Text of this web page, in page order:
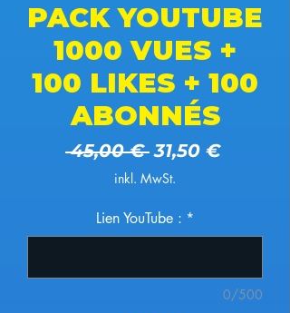
PACK YOUTUBE
1000 VUES +
100 LIKES + 100
ABONNÉS
45,00 € Standardpreis
31,50 €Sale-
inkl. MwSt.
Lien YouTube : *
0/500